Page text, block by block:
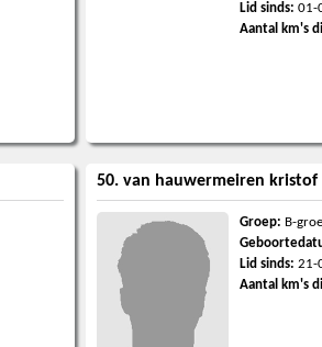
Lid sinds: 01-
Aantal km's
50. van hauwermeiren kristof
Groep: B-
Lid sinds: 21-
Aantal km's